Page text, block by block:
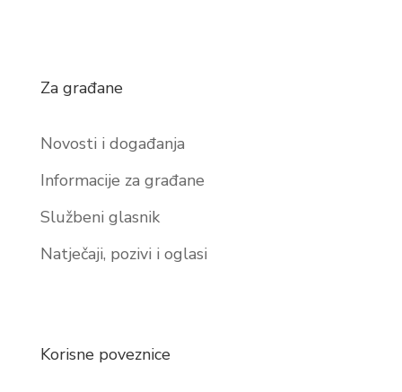
Za građane
Novosti i događanja
Informacije za građane
Službeni glasnik
Natječaji, pozivi i oglasi
Korisne poveznice